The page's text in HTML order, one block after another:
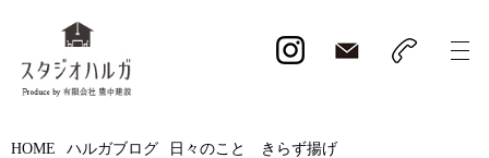
HOME ハルガブログ 日々のこと きらず揚げ